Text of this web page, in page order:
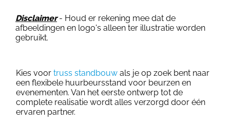
Disclaimer- Houd er rekening mee dat de
afbeeldingen en logo's alleen ter illustratie worden
gebruikt.
Kies voor truss standbouw als je op zoek bent naar
een flexibele huurbeursstand voor beurzen en
evenementen. Van het eerste ontwerp tot de
complete realisatie wordt alles verzorgd door één
ervaren partner.